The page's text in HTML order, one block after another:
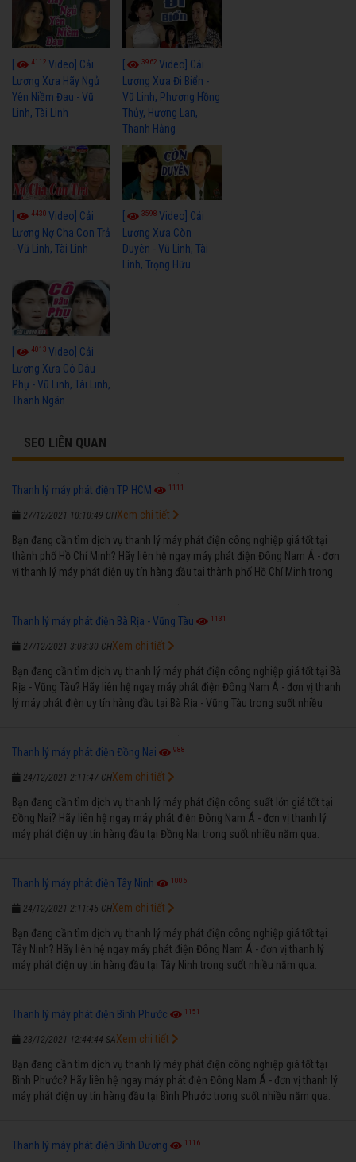
4112 Video] Cải
Lương Xưa Hãy Ngủ
Yên Niềm Đau - Vũ
Linh, Tài Linh
3962Video] Cải
Lương Xưa Đi Biển -
Vũ Linh, Phương Hồng
Thủy, Hương Lan,
Thanh Hằng
4430 Video] Cải
Lương Nợ Cha Con Trả
- Vũ Linh, Tài Linh
3598Video] Cải
Lương Xưa Còn
Duyên - Vũ Linh, Tài
Linh, Trọng Hữu
[ 4013 Video] Cải
Lương Xưa Cô Dâu
Phụ - Vũ Linh, Tài Linh,
Thanh Ngân
SEO LIÊN QUAN
Thanh lý máy phát điện TP HCM 1111
27/12/2021 10:10:49 CH
Bạn đang cần tìm dịch vụ thanh lý máy phát điện công nghiệp giá tốt tại
thành phố Hồ Chí Minh? Hãy liên hệ ngay máy phát điện Đông Nam Á - đơn
vị thanh lý máy phát điện uy tín hàng đầu tại thành phố Hồ Chí Minh trong
Xem chi tiết
Thanh lý máy phát điện Bà Rịa - Vũng Tàu 1131
27/12/2021 3:03:30 CH
Bạn đang cần tìm dịch vụ thanh lý máy phát điện công nghiệp giá tốt tại Bà
Rịa - Vũng Tàu? Hãy liên hệ ngay máy phát điện Đông Nam Á - đơn vị thanh
lý máy phát điện uy tín hàng đầu tại Bà Rịa - Vũng Tàu trong suốt nhiều
Xem chi tiết
Thanh lý máy phát điện Đồng Nai 988
24/12/2021 2:11:47 CH
Bạn đang cần tìm dịch vụ thanh lý máy phát điện công suất lớn giá tốt tại
Đồng Nai? Hãy liên hệ ngay máy phát điện Đông Nam Á - đơn vị thanh lý
máy phát điện uy tín hàng đầu tại Đồng Nai trong suốt nhiều năm qua.
Xem chi tiết
Thanh lý máy phát điện Tây Ninh 1006
24/12/2021 2:11:45 CH
Bạn đang cần tìm dịch vụ thanh lý máy phát điện công nghiệp giá tốt tại
Tây Ninh? Hãy liên hệ ngay máy phát điện Đông Nam Á - đơn vị thanh lý
máy phát điện uy tín hàng đầu tại Tây Ninh trong suốt nhiều năm qua.
Xem chi tiết
Thanh lý máy phát điện Bình Phước 1151
23/12/2021 12:44:44 SA
Bạn đang cần tìm dịch vụ thanh lý máy phát điện công nghiệp giá tốt tại
Bình Phước? Hãy liên hệ ngay máy phát điện Đông Nam Á - đơn vị thanh lý
máy phát điện uy tín hàng đầu tại Bình Phước trong suốt nhiều năm qua.
Xem chi tiết
Thanh lý máy phát điện Bình Dương 1116